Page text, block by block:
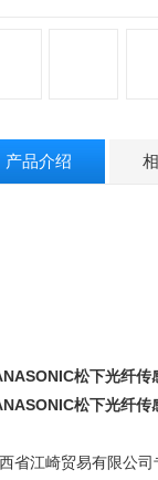
产品介绍
松下光纤
松下光纤
省江崎贸易有限公